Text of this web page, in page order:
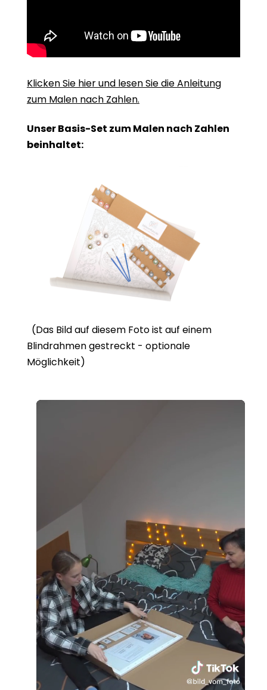
Klicken Sie hier und lesen Sie die Anleitung
zum Malen nach Zahlen.
Unser Basis-Set zum Malen nach Zahlen
beinhaltet:
(Das Bild auf diesem Foto ist auf einem
Blindrahmen gestreckt - optionale
Möglichkeit)